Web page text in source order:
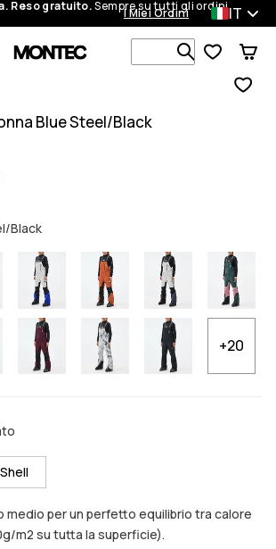
Reso gratuito.Sempre su tutti gli ordini.
I Miei Ordini IT
Cerca tra 1
Blue Steel/Black
5
Black
+20
Shell
medio per un perfetto equilibrio tra calore
m2 su tutta la superficie).